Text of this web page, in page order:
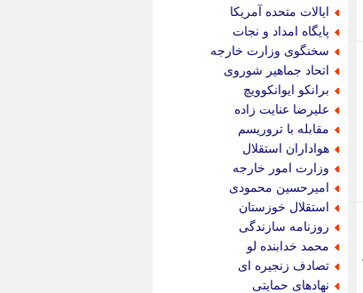
ایالات متحده آمریکا
پایگاه امداد و نجات
سخنگوی وزارت خارجه
اتحاد جماهیر شوروی
برانکو ایوانکوویچ
علیرضا عنایت زاده
مقابله با تروریسم
هواداران استقلال
وزارت امور خارجه
امیرحسین محمودی
استقلال خوزستان
روزنامه سازندگی
محمد خدابنده لو
تصادف زنجیره ای
نهادهای حمایتی